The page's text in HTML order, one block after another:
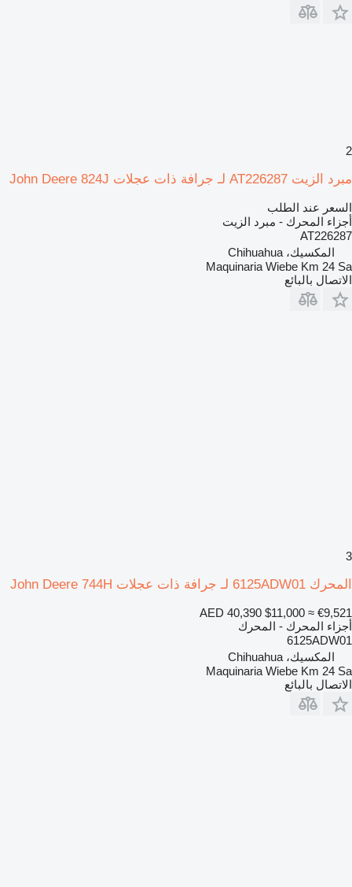
2
مبرد الزيت AT226287 لـ جرافة ذات عجلات John Deere 824J
السعر عند الطلب
أجزاء المحرك - مبرد الزيت
AT226287
المكسيك، Chihuahua
Maquinaria Wiebe Km 24 Sa
الاتصال بالبائع
3
المحرك 6125ADW01 لـ جرافة ذات عجلات John Deere 744H
AED 40,390 $11,000 ≈ €9,521
أجزاء المحرك - المحرك
6125ADW01
المكسيك، Chihuahua
Maquinaria Wiebe Km 24 Sa
الاتصال بالبائع